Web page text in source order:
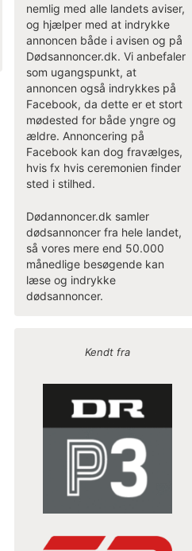
nemlig med alle landets aviser,
og hjælper med at indrykke
annoncen både i avisen og på
Dødsannoncer.dk. Vi anbefaler
som ugangspunkt, at
annoncen også indrykkes på
Facebook, da dette er et stort
mødested for både yngre og
ældre. Annoncering på
Facebook kan dog fravælges,
hvis fx hvis ceremonien finder
sted i stilhed.
Dødannoncer.dk samler
dødsannoncer fra hele landet,
så vores mere end 50.000
månedlige besøgende kan
læse og indrykke
dødsannoncer.
Kendt fra